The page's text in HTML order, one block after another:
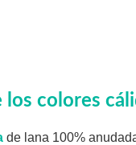
los colores
de lana 100%